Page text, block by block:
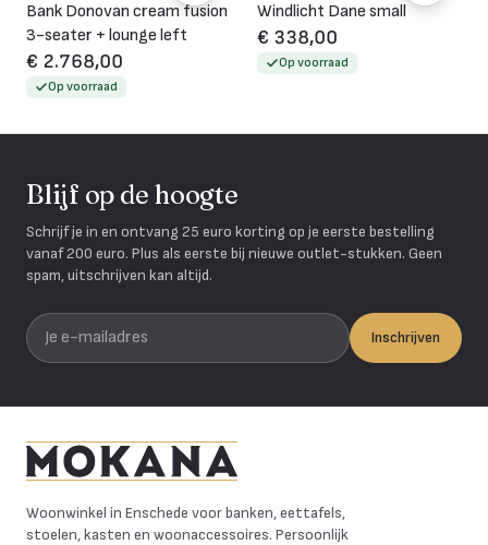
Bank Donovan cream fusion
3-seater + lounge left
€ 2.768,00
Op voorraad
Windlicht Dane small
€ 338,00
Op voorraad
Blijf op de hoogte
Schrijf je in en ontvang 25 euro korting op je eerste bestelling
vanaf 200 euro. Plus als eerste bij nieuwe outlet-stukken. Geen
spam, uitschrijven kan altijd.
Je e-mailadres
Inschrijven
Woonwinkel in Enschede voor banken, eettafels,
stoelen, kasten en woonaccessoires. Persoonlijk